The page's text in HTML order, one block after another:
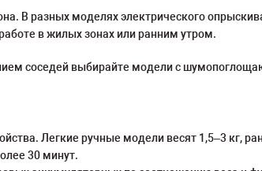
В разных моделях электрического
в жилых зонах или ранним утром.
соседей выбирайте модели с
Легкие ручные модели весят 1,5–3 кг,
30 минут.